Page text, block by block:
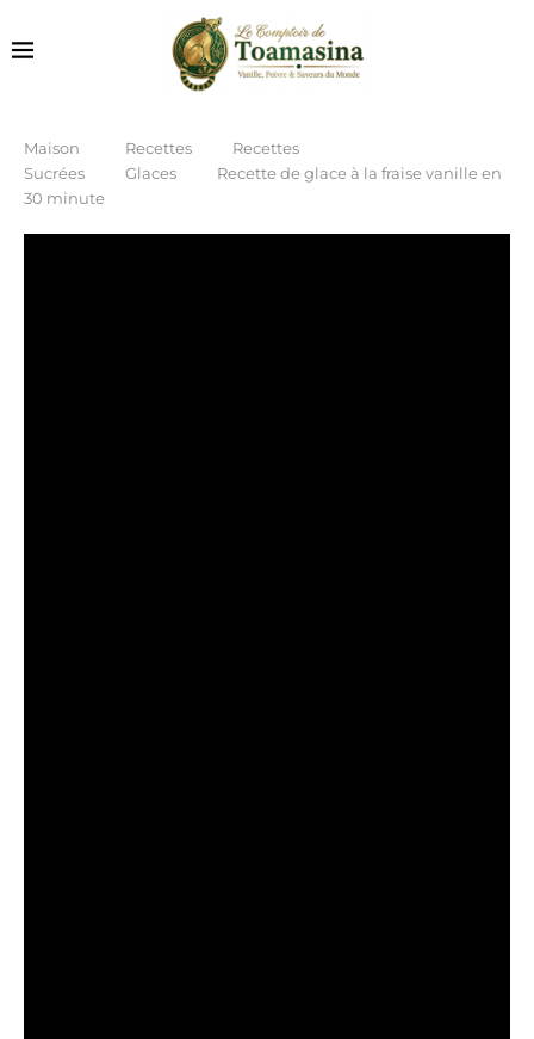
Maison Recettes
Recettes
Sucrées
Glaces
Recette de glace à la fraise vanille en
30 minute